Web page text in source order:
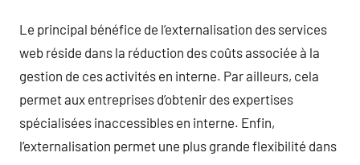
Le principal bénéfice de l’externalisation des services
web réside dans la réduction des coûts associée à la
gestion de ces activités en interne. Par ailleurs, cela
permet aux entreprises d’obtenir des expertises
spécialisées inaccessibles en interne. Enfin,
l’externalisation permet une plus grande flexibilité dans